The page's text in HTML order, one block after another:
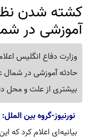
کشته شدن
آموزشی در
وزارت دفاع انگلیس
حادثه آموزشی در شمال
بیشتری از علت و محل
نورنیوز-گروه بین الملل:
بیانیه‌ای اعلام کرد که